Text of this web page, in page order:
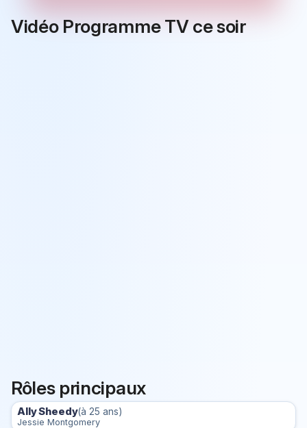
Vidéo Programme TV ce soir
Rôles principaux
Ally Sheedy(à 25 ans)
Jessie Montgomery